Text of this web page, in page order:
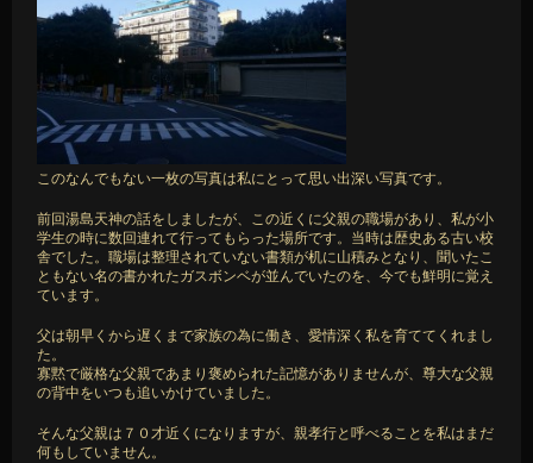
このなんでもない一枚の写真は私にとって思い出深い写真です。
前回湯島天神の話をしましたが、この近くに父親の職場があり、私が小
学生の時に数回連れて行ってもらった場所です。当時は歴史ある古い校
舎でした。職場は整理されていない書類が机に山積みとなり、聞いたこ
ともない名の書かれたガスボンベが並んでいたのを、今でも鮮明に覚え
ています。
父は朝早くから遅くまで家族の為に働き、愛情深く私を育ててくれまし
た。
寡黙で厳格な父親であまり褒められた記憶がありませんが、尊大な父親
の背中をいつも追いかけていました。
そんな父親は７０才近くになりますが、親孝行と呼べることを私はまだ
何もしていません。